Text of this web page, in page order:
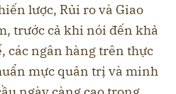
lược, Rủi ro và Giao
trước cả khi nói đến khả
các ngân hàng trên thực
mực quản trị và minh